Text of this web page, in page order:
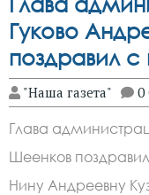
Гуково
поздравил
"Наша газета" 0
Глава
Шеенков
Нину Андреевну